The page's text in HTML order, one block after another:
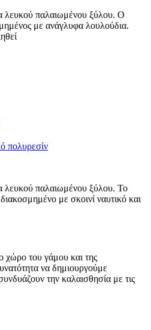
λευκού παλαιωμένου ξύλου. Ο
με ανάγλυφα λουλούδια.
πολυρεσίν
λευκού παλαιωμένου ξύλου. Το
με σκοινί ναυτικό και
χώρο του γάμου και της
να δημιουργούμε
την καλαισθησία με τις